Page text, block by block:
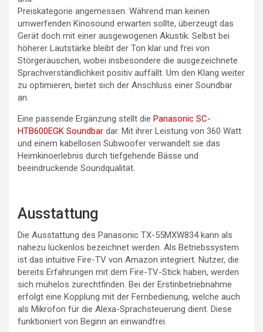
Preiskategorie angemessen. Während man keinen
umwerfenden Kinosound erwarten sollte, überzeugt das
Gerät doch mit einer ausgewogenen Akustik. Selbst bei
höherer Lautstärke bleibt der Ton klar und frei von
Störgeräuschen, wobei insbesondere die ausgezeichnete
Sprachverständlichkeit positiv auffällt. Um den Klang weiter
zu optimieren, bietet sich der Anschluss einer Soundbar
an.
Eine passende Ergänzung stellt die Panasonic SC-
HTB600EGK Soundbar dar. Mit ihrer Leistung von 360 Watt
und einem kabellosen Subwoofer verwandelt sie das
Heimkinoerlebnis durch tiefgehende Bässe und
beeindruckende Soundqualität.
Ausstattung
Die Ausstattung des Panasonic TX-55MXW834 kann als
nahezu lückenlos bezeichnet werden. Als Betriebssystem
ist das intuitive Fire-TV von Amazon integriert. Nutzer, die
bereits Erfahrungen mit dem Fire-TV-Stick haben, werden
sich mühelos zurechtfinden. Bei der Erstinbetriebnahme
erfolgt eine Kopplung mit der Fernbedienung, welche auch
als Mikrofon für die Alexa-Sprachsteuerung dient. Diese
funktioniert von Beginn an einwandfrei.